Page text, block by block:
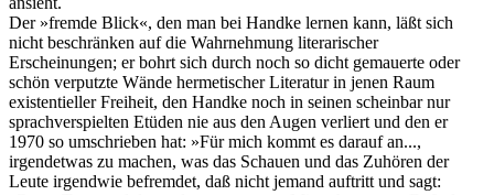
Der »fremde Blick«, den man bei Handke lernen kann, läßt sich
nicht beschränken auf die Wahrnehmung literarischer
Erscheinungen; er bohrt sich durch noch so dicht gemauerte oder
schön verputzte Wände hermetischer Literatur in jenen Raum
existentieller Freiheit, den Handke noch in seinen scheinbar nur
sprachverspielten Etüden nie aus den Augen verliert und den er
1970 so umschrieben hat: »Für mich kommt es darauf an...,
irgendetwas zu machen, was das Schauen und das Zuhören der
Leute irgendwie befremdet, daß nicht jemand auftritt und sagt: